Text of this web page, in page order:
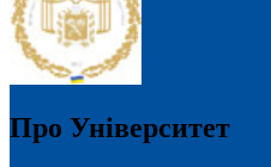
Про Університет